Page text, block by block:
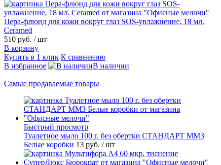
Цера-флюид для кожи вокруг глаз SOS-увлажнение, 18 мл.
Ceramed
510 руб. / шт
В корзину
Купить в 1 клик К сравнению
В избранное
В наличии
Самые продаваемые товары
Быстрый просмотр
Туалетное мыло 100 г. без обертки СТАНДАРТ ММЗ
Белые коробки 13 руб. / шт